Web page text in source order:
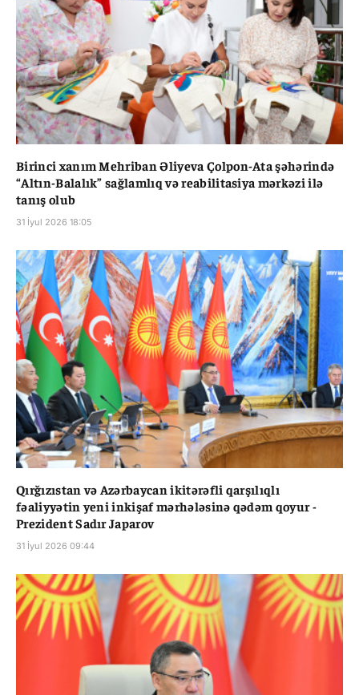
Birinci xanım Mehriban Əliyeva Çolpon-Ata şəhərində
“Altın-Balalık” sağlamlıq və reabilitasiya mərkəzi ilə
tanış olub
31 İyul 2026 18:05
Qırğızıstan və Azərbaycan ikitərəfli qarşılıqlı
fəaliyyətin yeni inkişaf mərhələsinə qədəm qoyur -
Prezident Sadır Japarov
31 İyul 2026 09:44